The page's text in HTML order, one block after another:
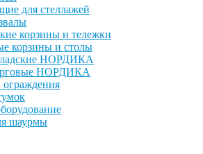
для стеллажей
корзины и тележки
корзины и столы
НОРДИКА
НОРДИКА
шаурмы